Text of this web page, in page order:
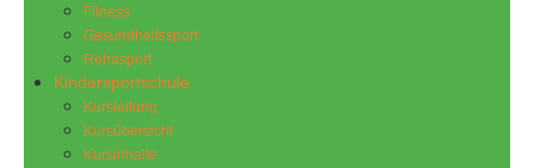
Fitness
Gesundheitssport
Rehasport
Kindersportschule
Kursleitung
Kursübersicht
Kursinhalte